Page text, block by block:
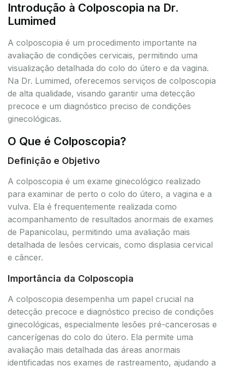
Introdução à Colposcopia na Dr.
Lumimed
A colposcopia é um procedimento importante na
avaliação de condições cervicais, permitindo uma
visualização detalhada do colo do útero e da vagina.
Na Dr. Lumimed, oferecemos serviços de colposcopia
de alta qualidade, visando garantir uma detecção
precoce e um diagnóstico preciso de condições
ginecológicas.
O Que é Colposcopia?
Definição e Objetivo
A colposcopia é um exame ginecológico realizado
para examinar de perto o colo do útero, a vagina e a
vulva. Ela é frequentemente realizada como
acompanhamento de resultados anormais de exames
de Papanicolau, permitindo uma avaliação mais
detalhada de lesões cervicais, como displasia cervical
e câncer.
Importância da Colposcopia
A colposcopia desempenha um papel crucial na
detecção precoce e diagnóstico preciso de condições
ginecológicas, especialmente lesões pré-cancerosas e
cancerígenas do colo do útero. Ela permite uma
avaliação mais detalhada das áreas anormais
identificadas nos exames de rastreamento, ajudando a